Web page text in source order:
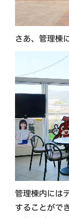
さあ、管理棟
管理棟内には
することがで